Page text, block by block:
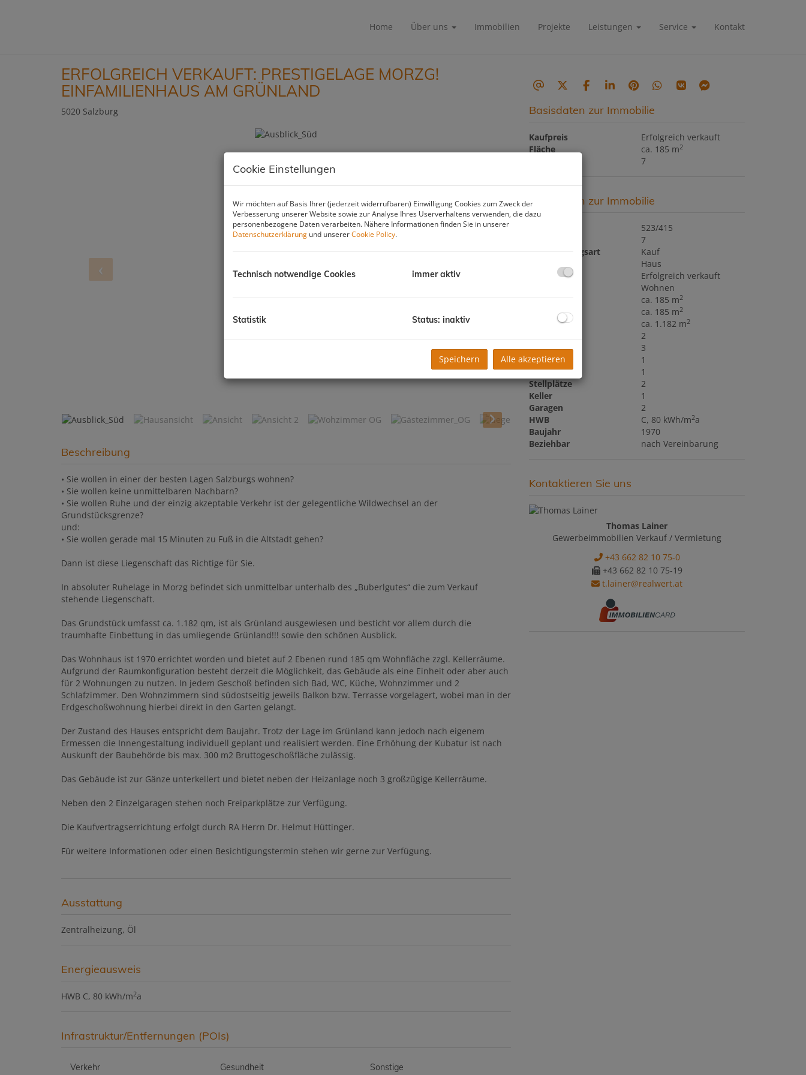
Home Über uns Immobilien Projekte Leistungen Service Kontakt
ERFOLGREICH VERKAUFT: PRESTIGELAGE MORZG!
EINFAMILIENHAUS AM GRÜNLAND
5020 Salzburg
Ausblick_Süd
Beschreibung
• Sie wollen in einer der besten Lagen Salzburgs wohnen?
• Sie wollen keine unmittelbaren Nachbarn?
• Sie wollen Ruhe und der einzig akzeptable Verkehr ist der gelegentliche Wildwechsel an der
Grundstücksgrenze?
und:
• Sie wollen gerade mal 15 Minuten zu Fuß in die Altstadt gehen?
Dann ist diese Liegenschaft das Richtige für Sie.
In absoluter Ruhelage in Morzg befindet sich unmittelbar unterhalb des „Buberlgutes“ die zum Verkauf
stehende Liegenschaft.
Das Grundstück umfasst ca. 1.182 qm, ist als Grünland ausgewiesen und besticht vor allem durch die
traumhafte Einbettung in das umliegende Grünland!!! sowie den schönen Ausblick.
Das Wohnhaus ist 1970 errichtet worden und bietet auf 2 Ebenen rund 185 qm Wohnfläche zzgl. Kellerräume.
Aufgrund der Raumkonfiguration besteht derzeit die Möglichkeit, das Gebäude als eine Einheit oder aber auch
für 2 Wohnungen zu nutzen. In jedem Geschoß befinden sich Bad, WC, Küche, Wohnzimmer und 2
Schlafzimmer. Den Wohnzimmern sind südostseitig jeweils Balkon bzw. Terrasse vorgelagert, wobei man in der
Erdgeschoßwohnung hierbei direkt in den Garten gelangt.
Der Zustand des Hauses entspricht dem Baujahr. Trotz der Lage im Grünland kann jedoch nach eigenem
Ermessen die Innengestaltung individuell geplant und realisiert werden. Eine Erhöhung der Kubatur ist nach
Auskunft der Baubehörde bis max. 300 m2 Bruttogeschoßfläche zulässig.
Das Gebäude ist zur Gänze unterkellert und bietet neben der Heizanlage noch 3 großzügige Kellerräume.
Neben den 2 Einzelgaragen stehen noch Freiparkplätze zur Verfügung.
Die Kaufvertragserrichtung erfolgt durch RA Herrn Dr. Helmut Hüttinger.
Für weitere Informationen oder einen Besichtigungstermin stehen wir gerne zur Verfügung.
Ausstattung
Zentralheizung Öl
Energieausweis
HWB C, 80 kWh/m2a
Infrastruktur/Entfernungen (POIs)
Verkehr Gesundheit Sonstige
Basisdaten zur Immobilie
Kaufpreis
Erfolgreich verkauft
Fläche
ca. 185 m2
7
Basisdaten zur Immobilie
523/415
7
Vermarktungsart
Kauf
Haus
Kaufpreis
Erfolgreich verkauft
Wohnen
ca. 185 m2
Wohnfläche ca. 185 m2
Grundfläche ca. 1.182 m2
2
WC
3
Balkone
1
Terrassen
1
Stellplätze
2
Keller
1
Garagen
2
HWB
C, 80 kWh/m2a
Baujahr
1970
Beziehbar
nach Vereinbarung
Kontaktieren Sie uns
Thomas Lainer
Gewerbeimmobilien Verkauf / Vermietung
+43 662 82 10 75-0
+43 662 82 10 75-19
t.lainer@realwert.at
Cookie Einstellungen
Wir möchten auf Basis Ihrer (jederzeit widerrufbaren) Einwilligung Cookies zum Zweck der
Verbesserung unserer Website sowie zur Analyse Ihres Userverhaltens verwenden, die dazu
personenbezogene Daten verarbeiten. Nähere Informationen finden Sie in unserer
Datenschutzerklärung und unsererCookie Policy.
Technisch notwendige Cookies immer aktiv
Statistik Status: inaktiv
Speichern Alle akzeptieren